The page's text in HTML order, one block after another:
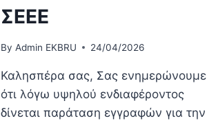
ΣΕΕΕ
By Admin EKBRU 24/04/2026
Καλησπέρα σας, Σας ενημερώνουμε
ότι λόγω υψηλού ενδιαφέροντος
δίνεται παράταση εγγραφών για την